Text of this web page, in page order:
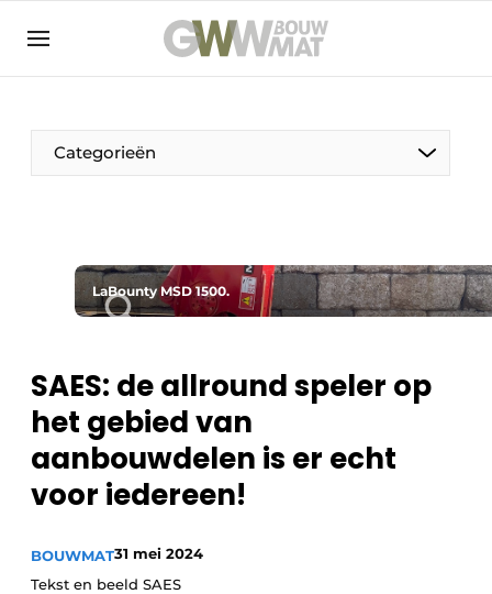
NL EN
Categorieën
De Pen
Vrouw in de bouw
LaBounty MSD 1500.
SAES: de allround speler op
het gebied van
aanbouwdelen is er echt
voor iedereen!
BOUWMAT31 mei 2024
Tekst en beeld SAES